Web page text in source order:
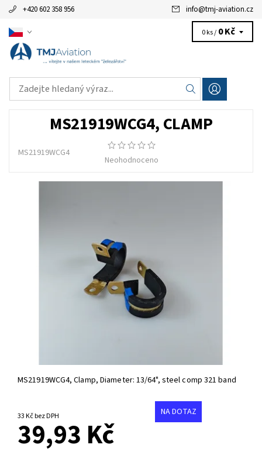
+420 602 358 956 info@tmj-aviation.cz
0 ks / 0 Kč
MS21919WCG4, CLAMP
MS21919WCG4
Neohodnoceno
MS21919WCG4, Clamp, Diameter: 13/64", steel comp 321 band
33 Kč bez DPH NA DOTAZ
39,93 Kč